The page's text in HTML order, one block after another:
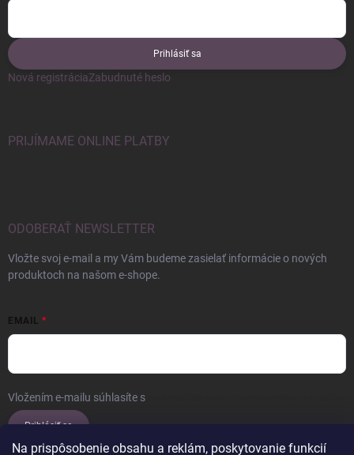
Na prispôsobenie obsahu a reklám, poskytovanie funkcií
Prihlásiť sa
Nová registráciaZabudnuté heslo
PRIJÍMAME ONLINE PLATBY
ODOBERAŤ NEWSLETTER
Vložte svoj e-mail a my Vám budeme zasielať informácie o nových
produktoch na našom e-shope.
EMAIL
Vložením e-mailu súhlasíte s
Prihlásiť sa